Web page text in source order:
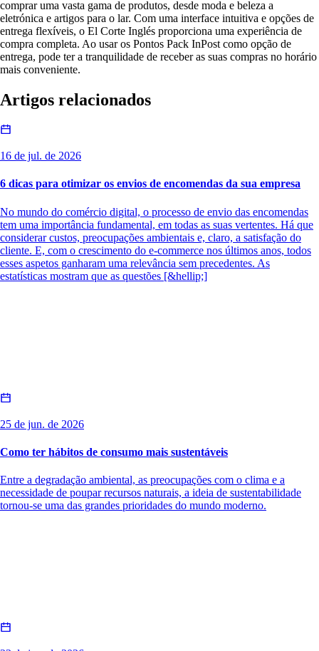
comprar uma vasta gama de produtos, desde moda e beleza a
eletrónica e artigos para o lar. Com uma interface intuitiva e opções de
entrega flexíveis, o El Corte Inglés proporciona uma experiência de
compra completa. Ao usar os Pontos Pack InPost como opção de
entrega, pode ter a tranquilidade de receber as suas compras no horário
mais conveniente.
Artigos relacionados
16 de jul. de 2026
6 dicas para otimizar os envios de encomendas da sua empresa
No mundo do comércio digital, o processo de envio das encomendas
tem uma importância fundamental, em todas as suas vertentes. Há que
considerar custos, preocupações ambientais e, claro, a satisfação do
cliente. E, com o crescimento do e-commerce nos últimos anos, todos
esses aspetos ganharam uma relevância sem precedentes. As
estatísticas mostram que as questões [&hellip;]
25 de jun. de 2026
Como ter hábitos de consumo mais sustentáveis
Entre a degradação ambiental, as preocupações com o clima e a
necessidade de poupar recursos naturais, a ideia de sustentabilidade
tornou-se uma das grandes prioridades do mundo moderno.